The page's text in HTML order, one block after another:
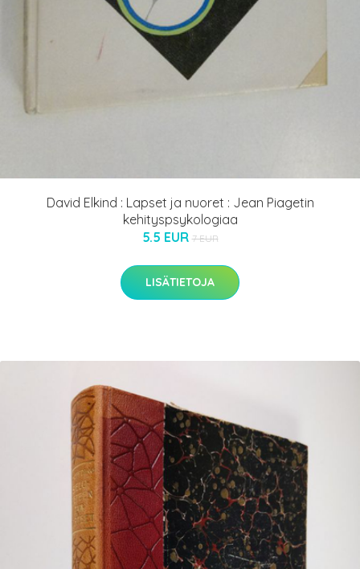
David Elkind : Lapset ja nuoret : Jean Piagetin
kehityspsykologiaa
5.5 EUR 7 EUR
LISÄTIETOJA